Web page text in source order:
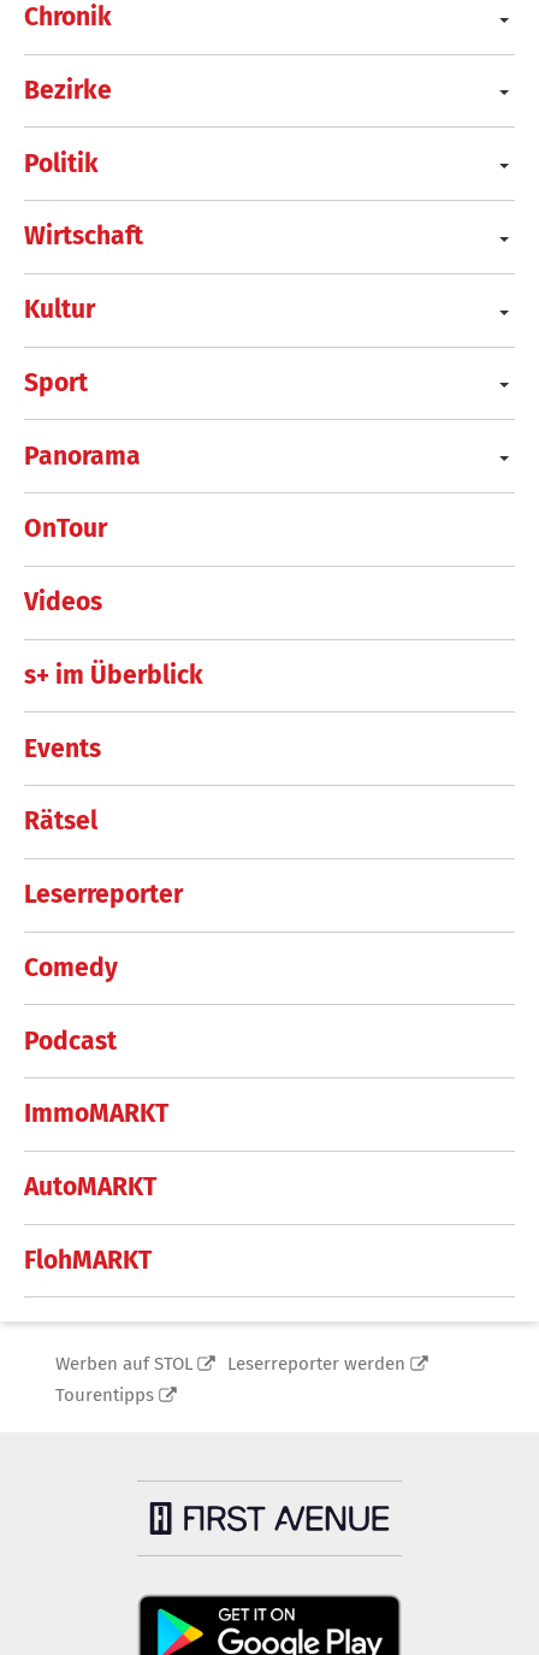
Chronik
Bezirke
Politik
Wirtschaft
Kultur
Sport
Panorama
OnTour
Videos
s+ im Überblick
Events
Rätsel
Leserreporter
Comedy
Podcast
ImmoMARKT
AutoMARKT
FlohMARKT
Werben auf STOL
Leserreporter werden
Tourentipps